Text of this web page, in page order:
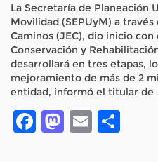
La Secretaría de Planeación
Movilidad (SEPUyM) a
Caminos (JEC), dio inicio
Conservación y
desarrollará en tres etapas,
mejoramiento de más de 2
entidad, informó el titular de
Facebook
Email